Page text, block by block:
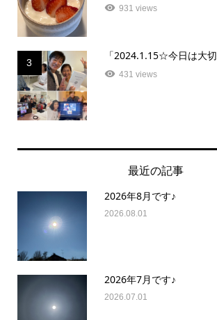
931 views
3
「2024.1.15☆今日は大切
431 views
最近の記事
2026年8月です♪
2026.08.01
2026年7月です♪
2026.07.01